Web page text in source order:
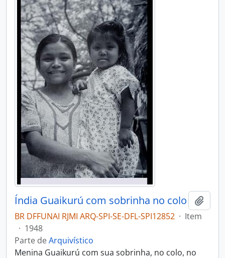
Índia Guaikurú com sobrinha no colo
BR DFFUNAI RJMI ARQ-SPI-SE-DFL-SPI12852 · Item
· 1948
Parte deArquivístico
Menina Guaikurú com sua sobrinha, no colo, no